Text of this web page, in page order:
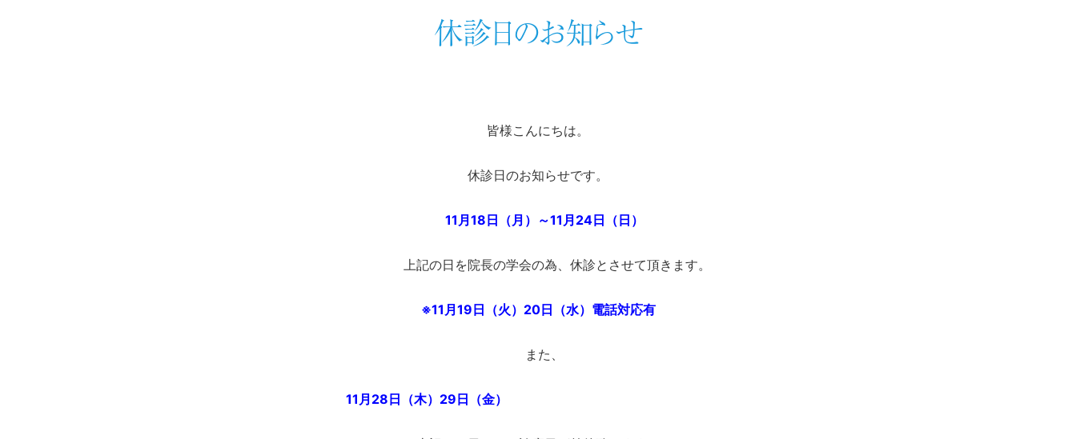
休診日のお知らせ
皆様こんにちは。
休診日のお知らせです。
11 月18日（月）～11月24日（日）
上記の日を院長の学会の為、休診とさせて頂きます。
※11月19日（火）20日（水）電話対応有
また、
11月28日（木）29日（金）